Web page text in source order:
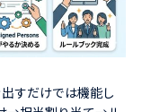
すだけでは機能し